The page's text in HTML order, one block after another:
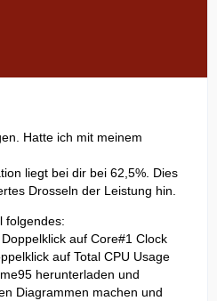
Hatte ich mit meinem
liegt bei dir bei 62,5%. Dies
Drosseln der Leistung hin.
folgendes:
auf Core#1 Clock
auf Total CPU Usage
herunterladen und
Diagrammen machen und